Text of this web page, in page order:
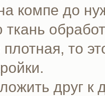
компе до
плотная, то
друг к